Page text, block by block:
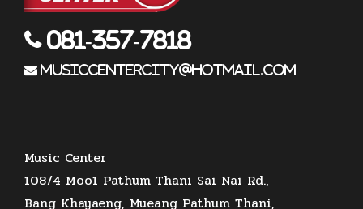
081-357-7818
musiccentercity@hotmail.com
Music Center
108/4 Moo1 Pathum Thani Sai Nai Rd.,
Bang Khayaeng, Mueang Pathum Thani,